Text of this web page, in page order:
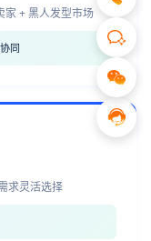
家 + 黑人发型市场
同
求灵活选择